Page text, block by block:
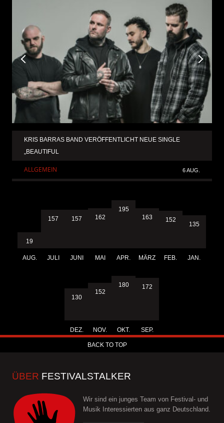
KRIS BARRAS BAND VERÖFFENTLICHT NEUE SINGLE
„BEAUTIFUL
ALLGEMEIN 6 AUG.
19
AUG.
157
JULI
157
JUNI
162
MAI
195
APR.
163
MÄRZ
152
FEB.
135
JAN.
130
DEZ.
152
NOV.
180
OKT.
172
SEP.
BACK TO TOP
ÜBER FESTIVALSTALKER
Wir sind ein junges Team von Festival- und
Musik Interessierten aus ganz Deutschland.